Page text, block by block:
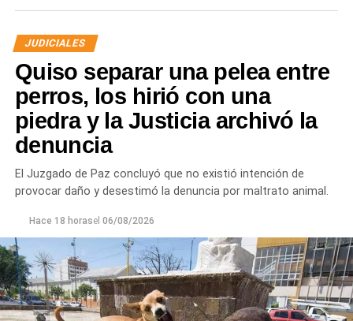
Desde Defensa Civil y Desarrollo Social se brindó
Noroeste, Quinta 25, Carlos Soria y Chacramonte,
donde se entregaron nylon, frazadas, colchones, leña
y alimentos.
En paralelo, las cuadrillas municipales realizaron la
limpieza de alcantarillas y sumideros en distintos
sectores de la ciudad, entre ellos Jujuy y Güemes;
Güemes entre Dr. Maradona y República del Líbano;
JUDICIALES
Quiso separar una pelea entre
perros, los hirió con una
piedra y la Justicia archivó la
denuncia
El Juzgado de Paz concluyó que no existió intención de
provocar daño y desestimó la denuncia por maltrato animal.
Hace 18 horasel 06/08/2026